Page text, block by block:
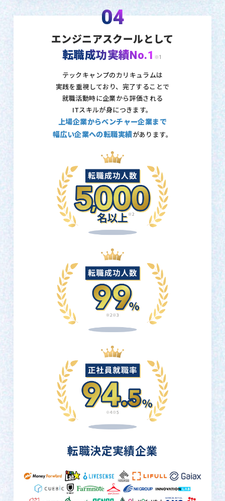
04
エンジニアスクールとして
転職成功実績No.1 ※1
テックキャンプのカリキュラムは
実践を重視しており、 完了することで
就職活動時に企業から評価される
ITスキルが身につきます。
上場企業からベンチャー企業まで
幅広い企業への転職実績があります。
転職決定実績企業